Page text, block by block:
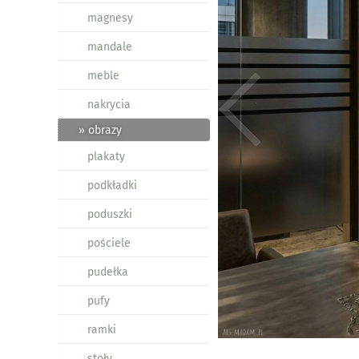
magnesy
mandale
meble
nakrycia
» obrazy
plakaty
podkładki
poduszki
pościele
pudełka
pufy
ramki